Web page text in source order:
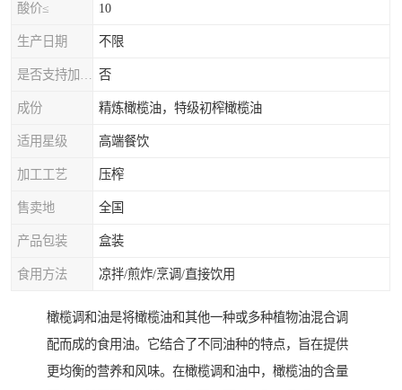
酸价≤ 10
生产日期 不限
否
成份 精炼橄榄油，特级初榨橄榄油
适用星级 高端餐饮
加工工艺 压榨
售卖地 全国
产品包装 盒装
食用方法 凉拌/煎炸/烹调/直接饮用
橄榄调和油是将橄榄油和其他一种或多种植物油混合调
配而成的食用油。它结合了不同油种的特点，旨在提供
更均衡的营养和风味。在橄榄调和油中，橄榄油的含量